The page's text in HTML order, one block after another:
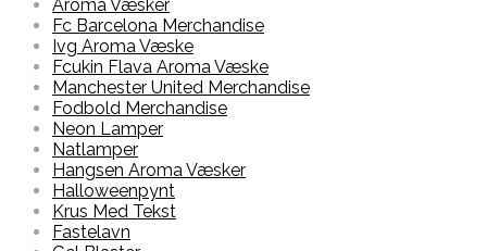
Aroma Væsker
Fc Barcelona Merchandise
Ivg Aroma Væske
Fcukin Flava Aroma Væske
Manchester United Merchandise
Fodbold Merchandise
Neon Lamper
Natlamper
Hangsen Aroma Væsker
Halloweenpynt
Krus Med Tekst
Fastelavn